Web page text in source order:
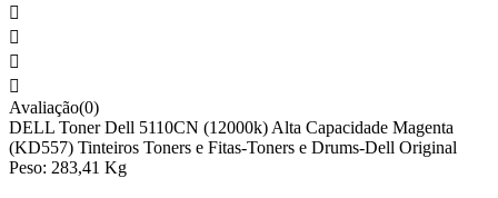




Avaliação(0)
DELL Toner Dell 5110CN (12000k) Alta Capacidade Magenta
(KD557) Tinteiros Toners e Fitas-Toners e Drums-Dell Original
Peso: 283,41 Kg